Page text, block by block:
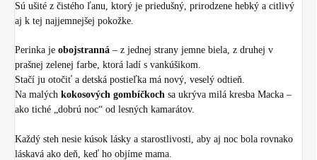
Sú ušité z čistého ľanu, ktorý je priedušný, prirodzene hebký a citlivý
aj k tej najjemnejšej pokožke.
Perinka je obojstranná – z jednej strany jemne biela, z druhej v
prašnej zelenej farbe, ktorá ladí s vankúšikom.
Stačí ju otočiť a detská postieľka má nový, veselý odtieň.
Na malých kokosových gombíčkoch sa ukrýva milá kresba Macka –
ako tiché „dobrú noc“ od lesných kamarátov.
Každý steh nesie kúsok lásky a starostlivosti, aby aj noc bola rovnako
láskavá ako deň, keď ho objíme mama.